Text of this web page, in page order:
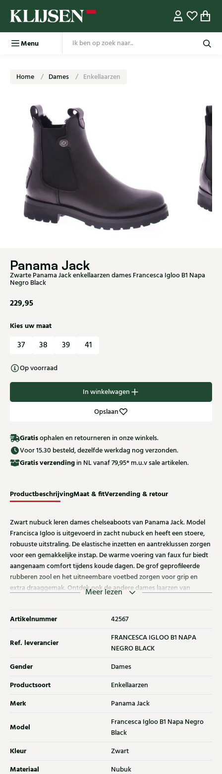
Menu
Home Dames Enkellaarzen
Panama Jack
Zwarte Panama Jack enkellaarzen dames Francesca Igloo B1 Napa
Negro Black
229,95
Kies uw maat
37 38 39 41
Op voorraad
In winkelwagen
Opslaan
Gratisophalen en retourneren in onze winkels.
Voor 15.30 besteld, dezelfde werkdag nog verzonden.
Gratisverzending in NL vanaf 79,95* m.u.v sale artikelen.
ProductbeschrijvingMaat & fitVerzending & retour
Zwart nubuck leren dames chelseaboots van Panama Jack. Model
Francisca Igloo is uitgevoerd in zacht nubuck en heeft een stoere,
robuuste uitstraling. De elastische inzetten en aantreklussen zorgen
voor een gemakkelijke instap. De warme voering van faux fur biedt
aangenaam comfort tijdens koude dagen. De grof geprofileerde
rubberen zool en het uitneembare voetbed zorgen voor grip en
extra draaggemak. Ontdek ook de andere dames laarzen van
Meer lezen
Artikelnummer 42567
Ref. leverancier
FRANCESCA IGLOO B1 NAPA
NEGRO BLACK
Gender Dames
Productsoort Enkellaarzen
Merk Panama Jack
Model
Francesca Igloo B1 Napa Negro
Black
Kleur Zwart
Materiaal Nubuk